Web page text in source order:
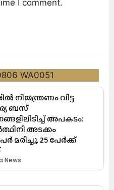
I comment.
നിയന്ത്രണം വിട്ട
ബസ്
അപകടം:
അടക്കം
പേർക്ക്
News